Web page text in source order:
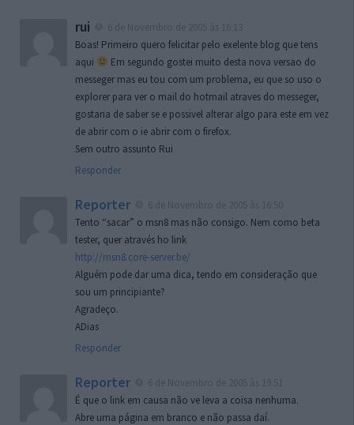
rui
Boas! Primeiro quero felicitar pelo exelente blog que tens
aqui
Em segundo gostei muito desta nova versao do
messeger mas eu tou com um problema, eu que so uso o
explorer para ver o mail do hotmail atraves do messeger,
gostaria de saber se e possivel alterar algo para este em vez
de abrir com o ie abrir com o firefox.
Sem outro assunto Rui
Responder
Reporter
Tento “sacar” o msn8 mas não consigo. Nem como beta
tester, quer através ho link
http://msn8.core-server.be/
Alguém pode dar uma dica, tendo em consideração que
sou um principiante?
Agradeço.
ADias
Responder
Reporter
É que o link em causa não ve leva a coisa nenhuma.
Abre uma página em branco e não passa daí.